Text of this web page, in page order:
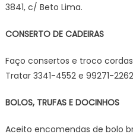
3841, c/ Beto Lima.
CONSERTO DE CADEIRAS
Faço consertos e troco
Tratar 3341-4552 e 99271-
BOLOS, TRUFAS E DOCINHOS
Aceito encomendas de bolo